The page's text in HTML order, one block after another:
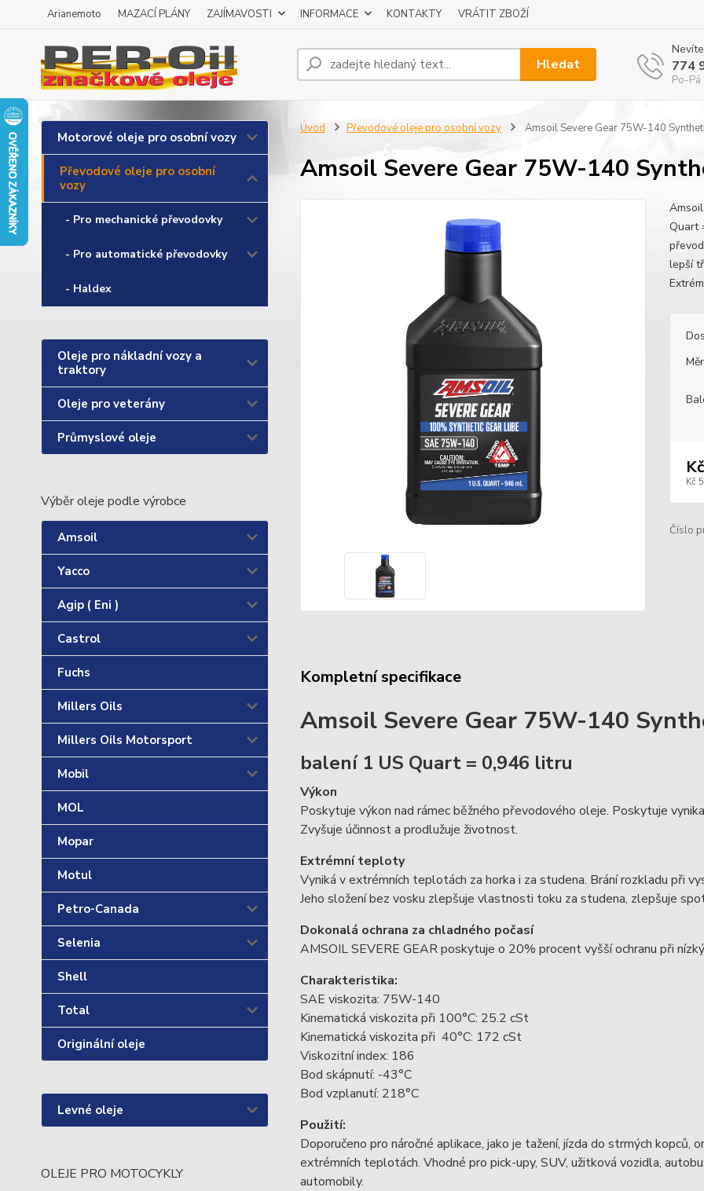
Arianemoto MAZACÍ PLÁNY ZAJÍMAVOSTI INFORMACE KONTAKTY VRÁTIT ZBOŽÍ
Hledat 774
Po-
Motorové oleje pro osobní vozy
Převodové oleje pro osobní
vozy
- Pro mechanické převodovky
- Pro automatické převodovky
- Haldex
Oleje pro nákladní vozy a
traktory
Oleje pro veterány
Průmyslové oleje
Výběr oleje podle výrobce
Amsoil
Yacco
Agip ( Eni )
Castrol
Fuchs
Millers Oils
Millers Oils Motorsport
Mobil
MOL
Mopar
Motul
Petro-Canada
Selenia
Shell
Total
Originální oleje
Levné oleje
OLEJE PRO MOTOCYKLY
Úvod Převodové oleje pro osobní vozy Amsoil Severe Gear 75W-140
Amsoil Severe Gear 75W-140
Quart
lepší
Kč
Číslo
Kompletní specifikace
Amsoil Severe Gear 75W-140
balení 1 US Quart = 0,946 litru
Výkon
Poskytuje výkon nad rámec běžného převodového oleje. Poskytuje
Zvyšuje účinnost a prodlužuje životnost.
Extrémní teploty
Vyniká v extrémních teplotách za horka i za studena. Brání rozkladu při
Jeho složení bez vosku zlepšuje vlastnosti toku za studena, zlepšuje
Dokonalá ochrana za chladného počasí
AMSOIL SEVERE GEAR poskytuje o 20% procent vyšší ochranu při
Charakteristika:
SAE viskozita: 75W-140
Kinematická viskozita při 100°C: 25.2 cSt
Kinematická viskozita při 40°C: 172 cSt
Viskozitní index: 186
Bod skápnutí: -43°C
Bod vzplanutí: 218°C
Použití:
Doporučeno pro náročné aplikace, jako je tažení, jízda do strmých kopců,
extrémních teplotách. Vhodné pro pick-upy, SUV, užitková vozidla,
automobily.